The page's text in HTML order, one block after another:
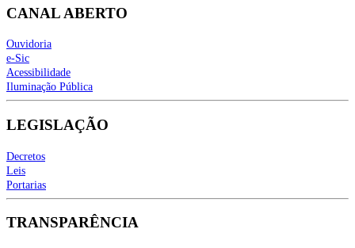
CANAL ABERTO
Ouvidoria
e-Sic
Acessibilidade
Iluminação Pública
LEGISLAÇÃO
Decretos
Leis
Portarias
TRANSPARÊNCIA